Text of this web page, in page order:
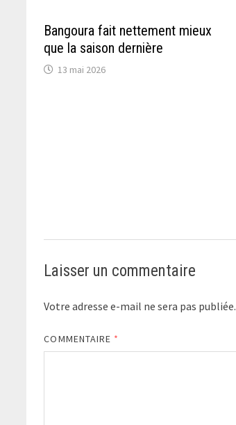
Bangoura fait nettement mieux
que la saison dernière
13 mai 2026
Laisser un commentaire
Votre adresse e-mail ne sera pas publiée.
COMMENTAIRE *